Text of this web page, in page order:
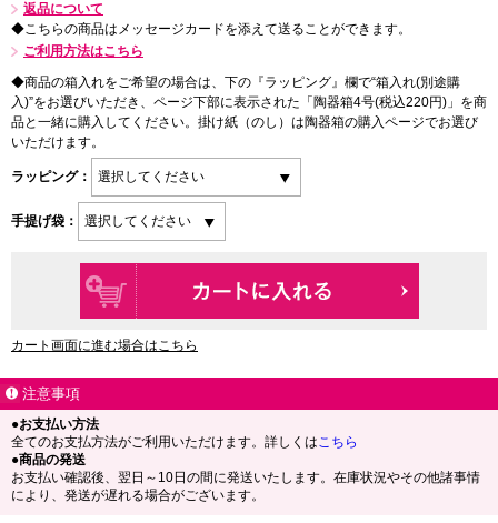
返品について
◆こちらの商品はメッセージカードを添えて送ることができます。
ご利用方法はこちら
◆商品の箱入れをご希望の場合は、下の『ラッピング』欄で“箱入れ(別途購
入)”をお選びいただき、ページ下部に表示された「陶器箱4号(税込220円)」を商
品と一緒に購入してください。掛け紙（のし）は陶器箱の購入ページでお選び
いただけます。
ラッピング：
手提げ袋：
カート画面に進む場合はこちら
注意事項
●お支払い方法
全てのお支払方法がご利用いただけます。詳しくはこちら
●商品の発送
お支払い確認後、翌日～10日の間に発送いたします。在庫状況やその他諸事情
により、発送が遅れる場合がございます。